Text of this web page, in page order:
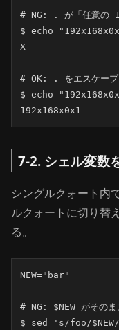
# NG: . が「任意の 1
$ echo
X
# OK: . をエスケープ
$ echo
192x168x0x1
7-2. シェル変数
シングルクォート内
ルクォートに切り替
る。
NEW="bar"
# NG: $NEW がそのま
$ sed 's/foo/